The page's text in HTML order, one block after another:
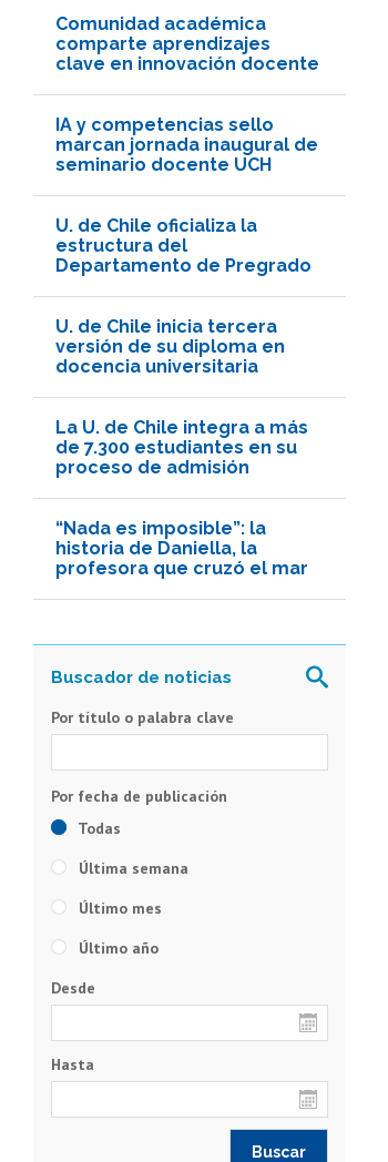
Comunidad académica
comparte aprendizajes
clave en innovación docente
IA y competencias sello
marcan jornada inaugural de
seminario docente UCH
U. de Chile oficializa la
estructura del
Departamento de Pregrado
U. de Chile inicia tercera
versión de su diploma en
docencia universitaria
La U. de Chile integra a más
de 7.300 estudiantes en su
proceso de admisión
“Nada es imposible”: la
historia de Daniella, la
profesora que cruzó el mar
Por título o palabra clave
Todas
Última semana
Último mes
Último año
Desde
Hasta